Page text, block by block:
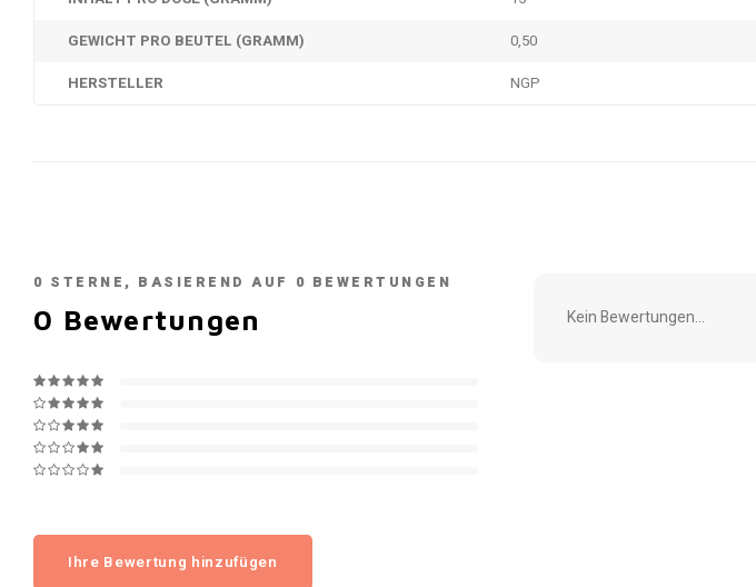
GEWICHT PRO BEUTEL (GRAMM)
0,50
HERSTELLER
NGP
0 STERNE, BASIEREND AUF 0 BEWERTUNGEN
0 Bewertungen
Ihre Bewertung hinzufügen
Kein Bewertungen...